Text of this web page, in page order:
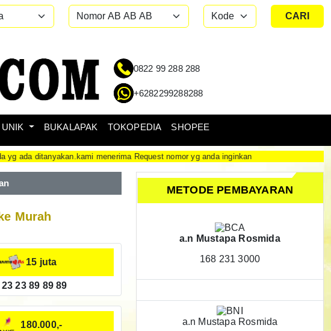
CARI
0822 99 288 288
+6282299288288
BUKALAPAK TOKOPEDIA SHOPEE
menerima Request nomor yg anda inginkan
Murah
15 juta
23 89 89 89
180.000,-
METODE PEMBAYARAN
a.n Mustapa Rosmida
168 231 3000
a.n Mustapa Rosmida